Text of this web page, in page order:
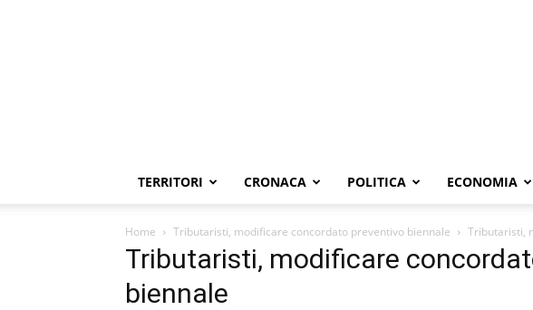
TERRITORI CRONACA POLITICA ECONOMIA
Home Tributaristi, modificare concordato preventivo biennale Tributaristi,
Tributaristi, modificare
biennale